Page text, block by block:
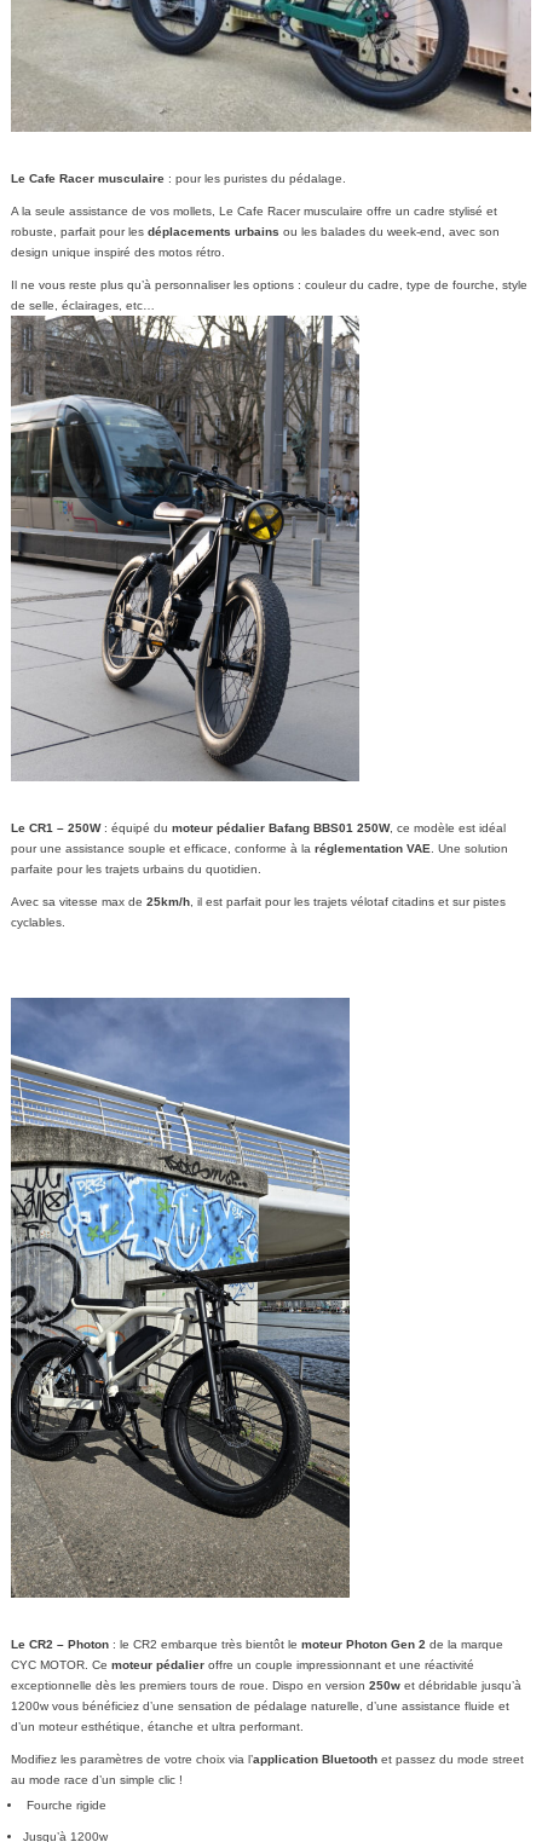
Le Cafe Racer musculaire: pour les puristes du pédalage.
A la seule assistance de vos mollets, Le Cafe Racer musculaire offre un cadre stylisé et
robuste, parfait pour les déplacements urbains ou les balades du week-end, avec son
design unique inspiré des motos rétro.
Il ne vous reste plus qu’à personnaliser les options : couleur du cadre, type de fourche, style
de selle, éclairages, etc…
Le CR1 – 250W: équipé du moteur pédalier Bafang BBS01 250W, ce modèle est idéal
pour une assistance souple et efficace, conforme à la réglementation VAE . Une solution
parfaite pour les trajets urbains du quotidien.
Avec sa vitesse max de 25km/h, il est parfait pour les trajets vélotaf citadins et sur pistes
cyclables.
Le CR2 – Photon: le CR2 embarque très bientôt le moteur Photon Gen 2de la marque
CYC MOTOR. Ce moteur pédalieroffre un couple impressionnant et une réactivité
exceptionnelle dès les premiers tours de roue. Dispo en version 250wet débridable jusqu’à
1200w vous bénéficiez d’une sensation de pédalage naturelle, d’une assistance fluide et
d’un moteur esthétique, étanche et ultra performant.
Modifiez les paramètres de votre choix via l’application Bluetoothet passez du mode street
au mode race d’un simple clic !
Fourche rigide
Jusqu’à 1200w